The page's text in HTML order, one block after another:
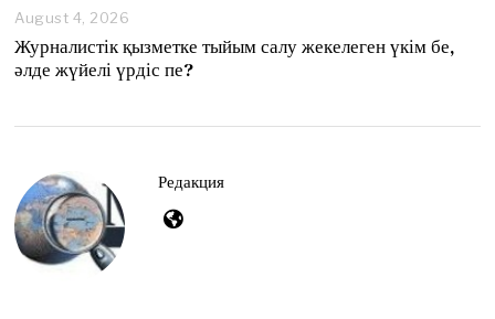
August 4, 2026
g
u
Журналистік қызметке тыйым салу жекелеген үкім бе,
әлде жүйелі үрдіс пе?
Редакция